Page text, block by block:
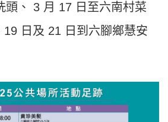
頭、 3 月 17 日至六南村菜
日及 21 日到六腳鄉慧安